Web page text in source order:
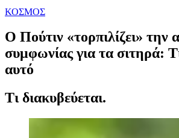
ΚΟΣΜΟΣ
Ο Πούτιν «τορπιλίζει» την
συμφωνίας για τα σιτηρά:
αυτό
Τι διακυβεύεται.